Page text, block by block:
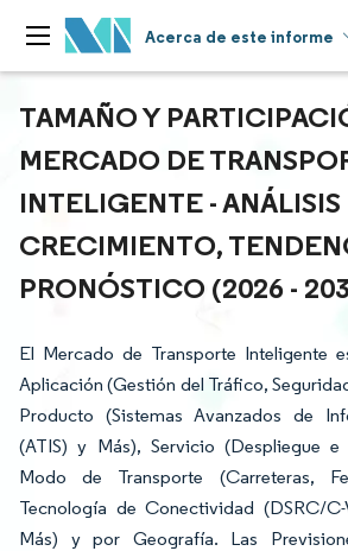
Acerca de este informe
TAMAÑO Y
MERCADO DE
INTELIGENTE - ANÁLISIS
CRECIMIENTO,
PRONÓSTICO (2026 -
El Mercado de Transporte Inteligente
Aplicación (Gestión del Tráfico,
Producto (Sistemas Avanzados de
(ATIS) y Más), Servicio (Despliegue
Modo de Transporte (Carreteras,
Tecnología de Conectividad (DSRC/
Más) y por Geografía. Las